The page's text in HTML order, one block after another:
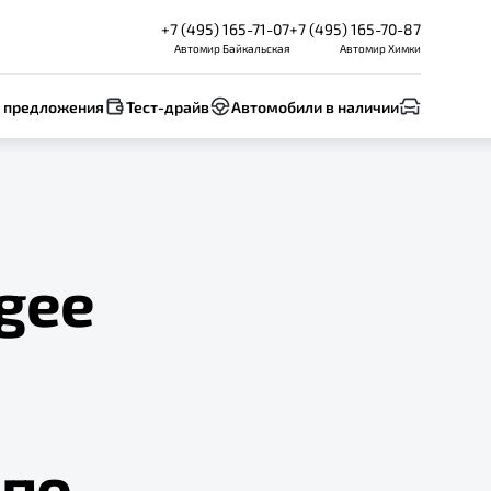
+7 (495) 165-71-07
Автомир Байкальская
+7 (495) 165-70-87
Автомир Химки
Тест-драйв Автомобили в наличии